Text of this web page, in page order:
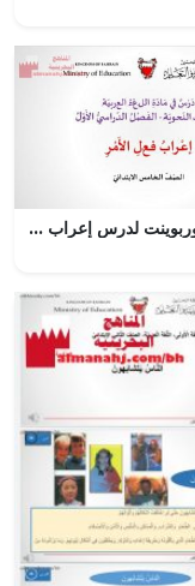
عرض بوربوينت لدرس إعراب فعل الأمر